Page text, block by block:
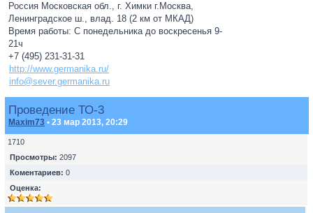
Россия Московская обл., г. Химки г.Москва,
Ленинградское ш., влад. 18 (2 км от МКАД)
Время работы: С понедельника до воскресенья 9-
21ч
+7 (495) 231-31-31
http://www.germanika.ru/
info@sever.germanika.ru
Проведение ТО-3
Maxim73 • 23 мар 2013, 20:29
1710
Просмотры: 2097
Коментариев: 0
Оценка: